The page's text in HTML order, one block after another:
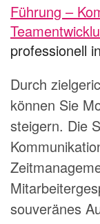
Führung –
professionell
Durch
können Sie
steigern. Die
souveränes